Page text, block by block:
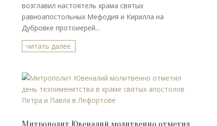
возглавил настоятель храма святых
равноапостольных Мефодия и Кирилла на
Дубровке протоиерей...
читать далее